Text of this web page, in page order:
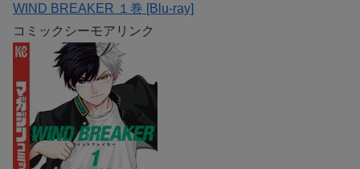
WIND BREAKER １巻 [Blu-ray]
コミックシーモアリンク